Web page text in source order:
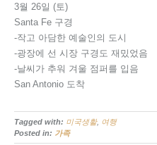
3월 26일 (토)
Santa Fe 구경
-작고 아담한 예술인의 도시
-광장에 선 시장 구경도 재밌었음
-날씨가 추워 겨울 점퍼를 입음
San Antonio 도착
Tagged with: 미국생활, 여행
Posted in: 가족